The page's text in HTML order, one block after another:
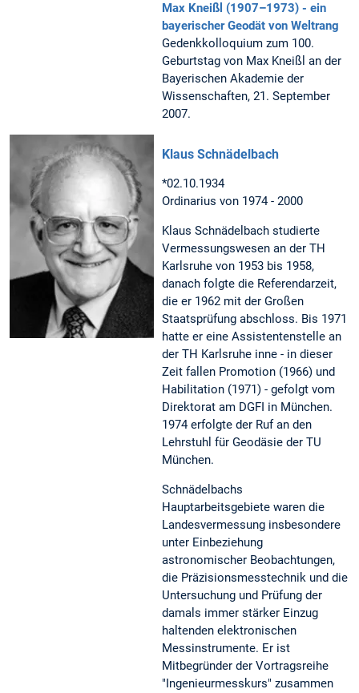
Max Kneißl (1907–1973) - ein
bayerischer Geodät von Weltrang
Gedenkkolloquium zum 100.
Geburtstag von Max Kneißl an der
Bayerischen Akademie der
Wissenschaften, 21. September
2007.
Klaus Schnädelbach
*02.10.1934
Ordinarius von 1974 - 2000
Klaus Schnädelbach studierte
Vermessungswesen an der TH
Karlsruhe von 1953 bis 1958,
danach folgte die Referendarzeit,
die er 1962 mit der Großen
Staatsprüfung abschloss. Bis 1971
hatte er eine Assistentenstelle an
der TH Karlsruhe inne - in dieser
Zeit fallen Promotion (1966) und
Habilitation (1971) - gefolgt vom
Direktorat am DGFI in München.
1974 erfolgte der Ruf an den
Lehrstuhl für Geodäsie der TU
München.
Schnädelbachs
Hauptarbeitsgebiete waren die
Landesvermessung insbesondere
unter Einbeziehung
astronomischer Beobachtungen,
die Präzisionsmesstechnik und die
Untersuchung und Prüfung der
damals immer stärker Einzug
haltenden elektronischen
Messinstrumente. Er ist
Mitbegründer der Vortragsreihe
"Ingenieurmesskurs" zusammen